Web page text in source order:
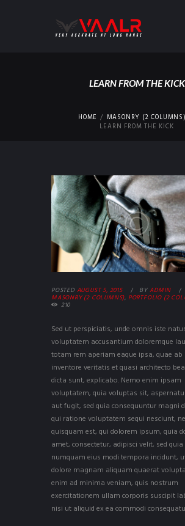
LEARN FROM THE KICK
HOME
MASONRY (2 COLUMNS)
LEARN FROM THE KICK
POSTED AUGUST 5, 2015 BYADMIN
MASONRY (2 COLUMNS), PORTFOLIO (2
210
Sed ut perspiciatis, unde omnis iste
voluptatem accusantium doloremque
totam rem aperiam eaque ipsa, quae ab
inventore veritatis et quasi architecto
dicta sunt, explicabo. Nemo enim ipsam
voluptatem, quia voluptas sit,
aut fugit, sed quia consequuntur magni
qui ratione voluptatem sequi nesciunt,
quisquam est, qui dolorem ipsum, quia
amet, consectetur, adipisci velit, sed
numquam eius modi tempora incidunt,
dolore magnam aliquam quaerat
enim ad minima veniam, quis nostrum
exercitationem ullam corporis suscipit
nisi ut aliquid ex ea commodi